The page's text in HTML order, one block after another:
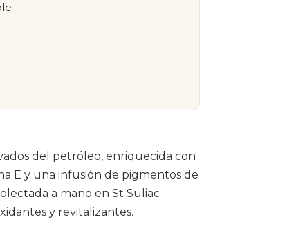
del petróleo, enriquecida con
E y una infusión de pigmentos de
a mano en St Suliac
y revitalizantes.